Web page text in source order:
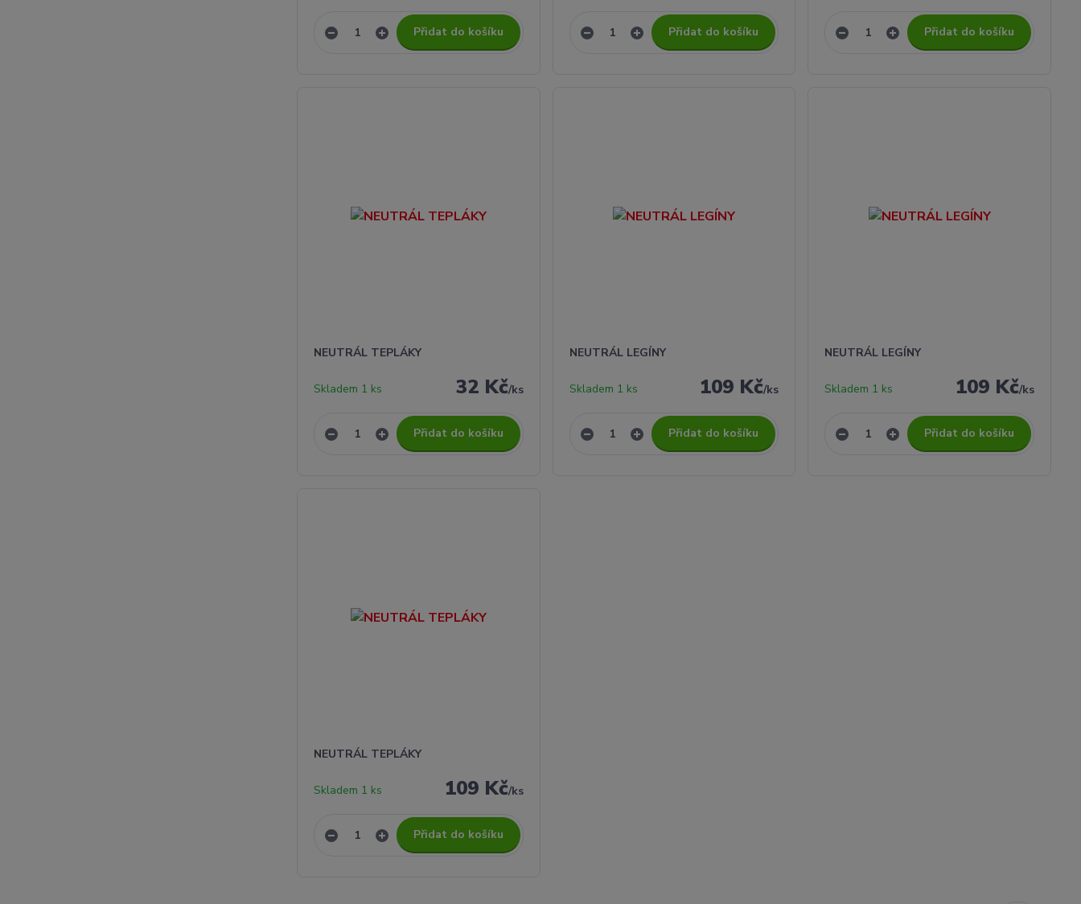
Přidat do košíku Přidat do košíku Přidat do košíku
NEUTRÁL TEPLÁKY
32 Kč/ks
Skladem 1 ks
Přidat do košíku
NEUTRÁL LEGÍNY
109 Kč/ks
Skladem 1 ks
Přidat do košíku
NEUTRÁL LEGÍNY
109 Kč/ks
Skladem 1 ks
Přidat do košíku
NEUTRÁL TEPLÁKY
109 Kč/ks
Skladem 1 ks
Přidat do košíku